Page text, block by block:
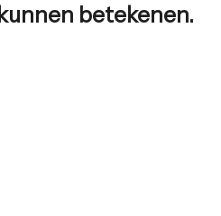
kunnen betekenen.